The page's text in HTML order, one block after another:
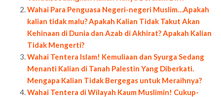
Wahai Para Penguasa Negeri-negeri Muslim…Apakah
kalian tidak malu? Apakah Kalian Tidak Takut Akan
Kehinaan di Dunia dan Azab di Akhirat? Apakah Kalian
Tidak Mengerti?
Wahai Tentera Islam! Kemuliaan dan Syurga Sedang
Menanti Kalian di Tanah Palestin Yang Diberkati.
Mengapa Kalian Tidak Bergegas untuk Meraihnya?
Wahai Tentera di Wilayah Kaum Muslimin! Cukup-